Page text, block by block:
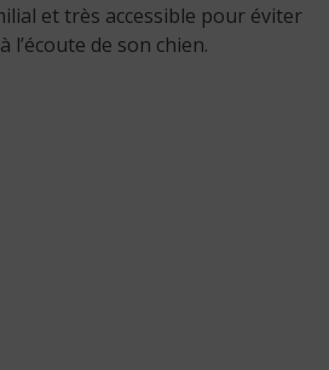
et très accessible pour éviter
l’écoute de son chien.